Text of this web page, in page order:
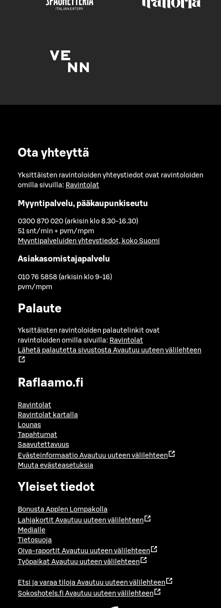
Ota yhteyttä
Yksittäisten ravintoloiden yhteystiedot ovat ravintoloiden
omilla sivuilla: Ravintolat
Myyntipalvelu, pääkaupunkiseutu
0300 870 020 (arkisin klo 8.30-16.30)
51 snt/min + pvm/mpm
Myyntipalveluiden yhteystiedot, koko Suomi
Asiakasomistajapalvelu
010 76 5858 (arkisin klo 9-16)
pvm/mpm
Palaute
Yksittäisten ravintoloiden palautelinkit ovat
ravintoloiden omilla sivuilla: Ravintolat
Lähetä palautetta sivustosta Avautuu uuteen välilehteen
Raflaamo.fi
Ravintolat
Ravintolat kartalla
Lounas
Tapahtumat
Saavutettavuus
Evästeinformaatio Avautuu uuteen välilehteen
Muuta evästeasetuksia
Yleiset tiedot
Bonusta Applen Lompakolla
Lahjakortit Avautuu uuteen välilehteen
Medialle
Tietosuoja
Oiva-raportit Avautuu uuteen välilehteen
Työpaikat Avautuu uuteen välilehteen
Etsi ja varaa tiloja Avautuu uuteen välilehteen
Sokoshotels.fi Avautuu uuteen välilehteen